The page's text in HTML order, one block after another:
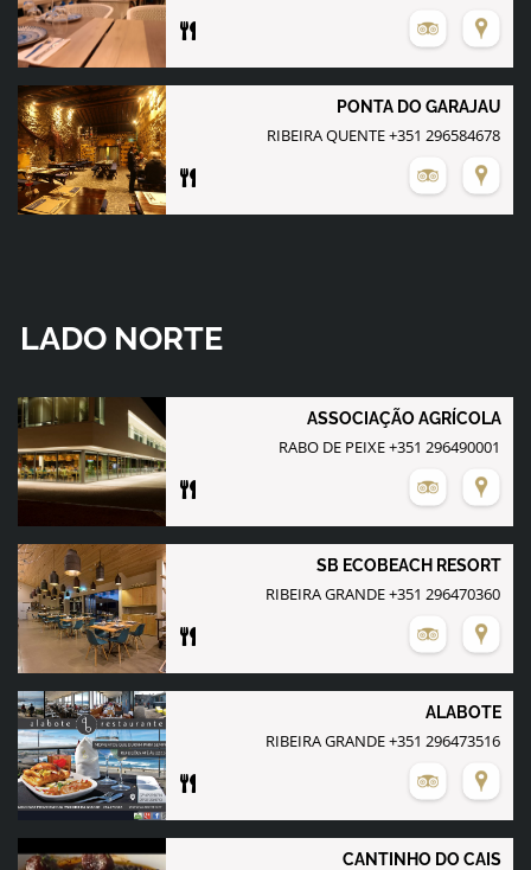
PONTA DO GARAJAU
RIBEIRA QUENTE +351 296584678
LADO NORTE
ASSOCIAÇÃO AGRÍCOLA
RABO DE PEIXE +351 296490001
SB ECOBEACH RESORT
RIBEIRA GRANDE +351 296470360
ALABOTE
RIBEIRA GRANDE +351 296473516
CANTINHO DO CAIS